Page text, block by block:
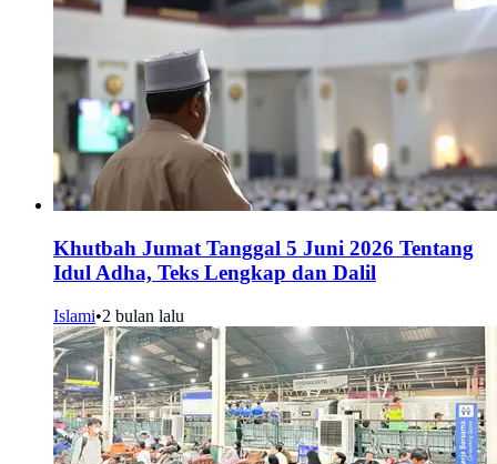
Khutbah Jumat Tanggal 5 Juni 2026 Tentang
Idul Adha, Teks Lengkap dan Dalil
Islami•2 bulan lalu